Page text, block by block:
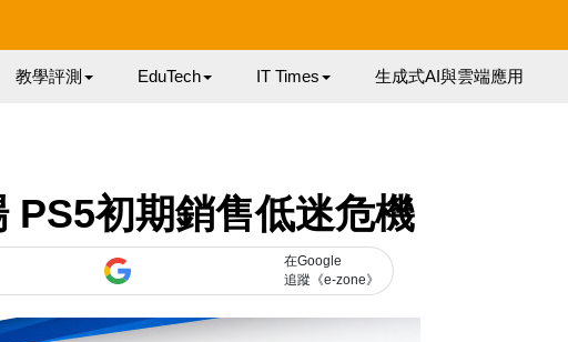
教學評測 EduTech IT Times 生成式AI與雲端應用
PS5初期銷售低迷危機
在Google
追蹤《e-zone》